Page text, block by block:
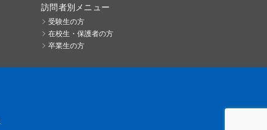
訪問者別メニュー
受験生の方
在校生・保護者の方
卒業生の方